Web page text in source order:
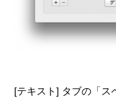
[テキスト] タブの「ス